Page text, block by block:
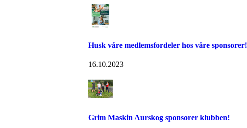
Husk våre medlemsfordeler hos våre sponsorer!
16.10.2023
Grim Maskin Aurskog sponsorer klubben!